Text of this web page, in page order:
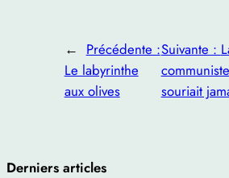
← Précédente :
Le labyrinthe
aux olives
Suivante :
souriait
Derniers articles